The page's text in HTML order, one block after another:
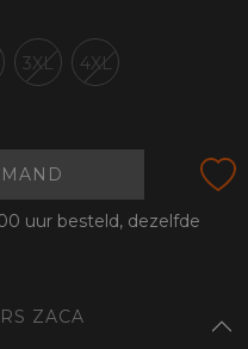
3XL 4XL
uur besteld, dezelfde
ZACA